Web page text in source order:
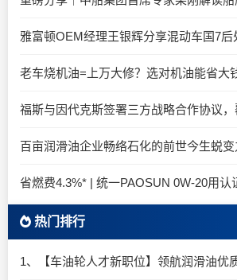
老车烧机油=上万大修？选对机油能省大
福斯与因代克斯签署三方战略合作协议
百亩润滑油企业畅络石化的前世今生蜕
省燃费4.3%* | 统一PAOSUN 0W-20用认
热门排行
1、【车油轮人才新职位】领航润滑油优